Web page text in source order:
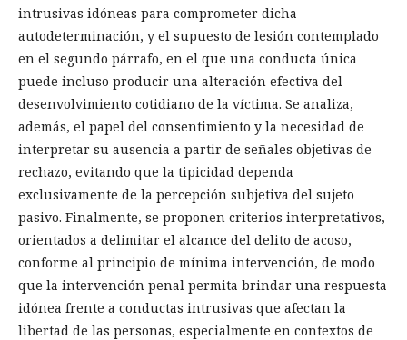
intrusivas idóneas para comprometer dicha
autodeterminación, y el supuesto de lesión contemplado
en el segundo párrafo, en el que una conducta única
puede incluso producir una alteración efectiva del
desenvolvimiento cotidiano de la víctima. Se analiza,
además, el papel del consentimiento y la necesidad de
interpretar su ausencia a partir de señales objetivas de
rechazo, evitando que la tipicidad dependa
exclusivamente de la percepción subjetiva del sujeto
pasivo. Finalmente, se proponen criterios interpretativos,
orientados a delimitar el alcance del delito de acoso,
conforme al principio de mínima intervención, de modo
que la intervención penal permita brindar una respuesta
idónea frente a conductas intrusivas que afectan la
libertad de las personas, especialmente en contextos de